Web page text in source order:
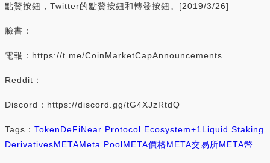
點贊按鈕，Twitter的點贊按鈕和轉發按鈕。[2019/3/26]
臉書：
電報：https://t.me/CoinMarketCapAnnouncements
Reddit：
Discord：https://discord.gg/tG4XJzRtdQ
Tags： TokenDeFiNear Protocol Ecosystem+1 Liquid Staking
DerivativesMETAMeta PoolMETA價格META交易所META幣